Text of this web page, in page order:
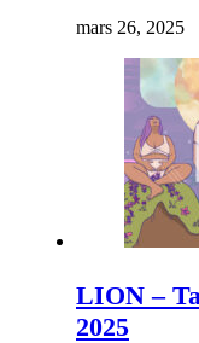
mars 26, 2025
LION –
2025